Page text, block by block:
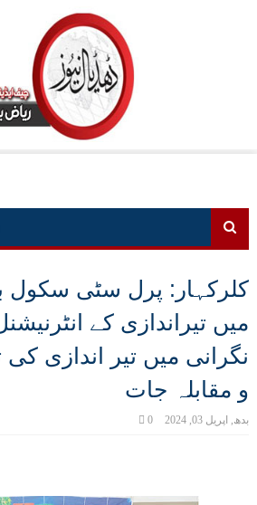
کلرکہار: پرل سٹی سکول
میں تیراندازی کے
نگرانی میں تیر اندازی
و مقابلہ جات
بدھ, اپریل 03, 2024 0